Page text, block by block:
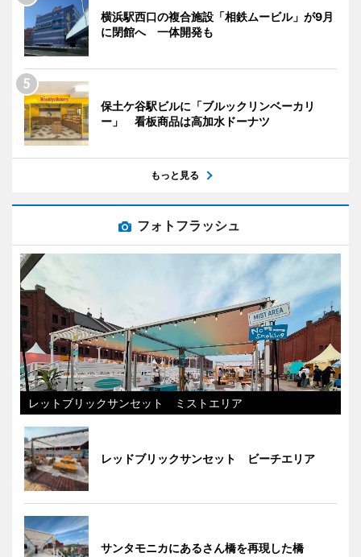
横浜駅西口の複合施設「相鉄ムービル」が9月
に閉館へ 一体開発も
保土ケ谷駅ビルに「ブルックリンベーカリ
ー」 看板商品は高加水ドーナツ
もっと見る
フォトフラッシュ
レットブリックサンセット ミストエリア
レッドブリックサンセット ビーチエリア
サンタモニカにあるさん橋を再現した橋